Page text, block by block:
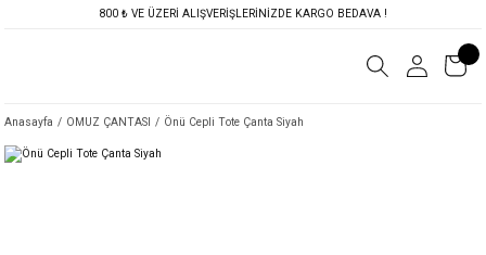
800 ₺ VE ÜZERİ ALIŞVERİŞLERİNİZDE KARGO BEDAVA !
Anasayfa OMUZ ÇANTASI Önü Cepli Tote Çanta Siyah